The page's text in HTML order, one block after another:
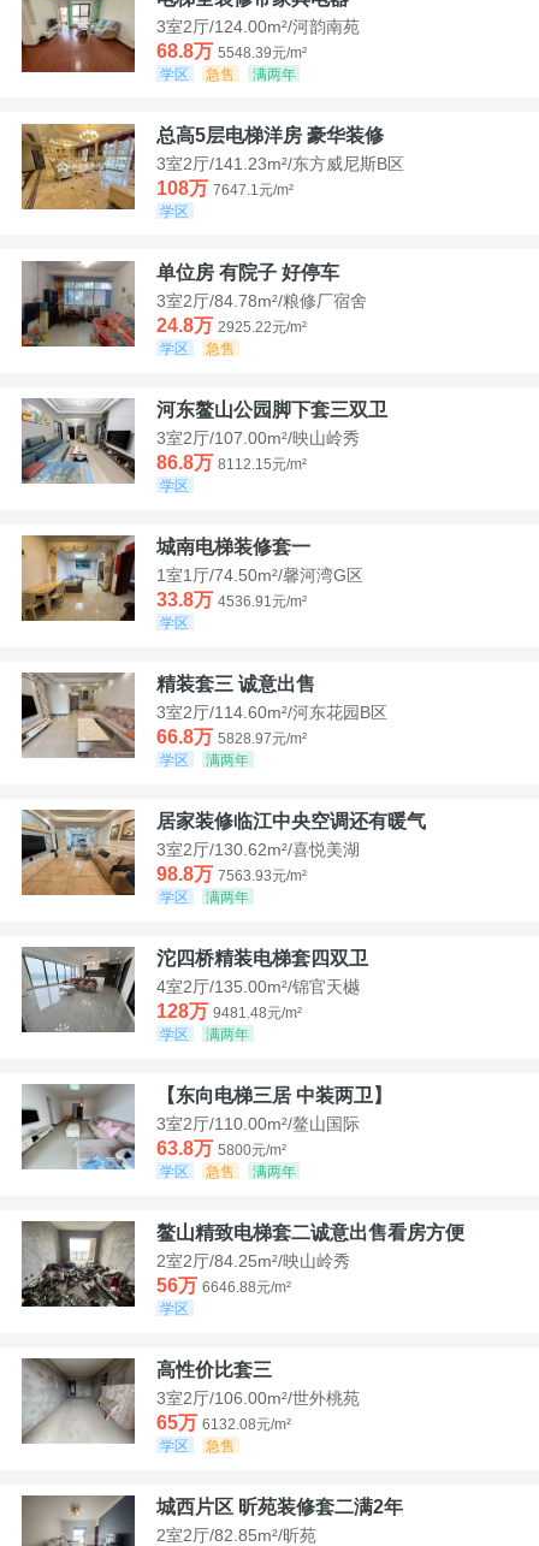
3室2厅/124.00m²/河韵南苑
68.8万 5548.39元/m²
学区
急售 满两年
总高5层电梯洋房 豪华装修
3室2厅/141.23m²/东方威尼斯B区
108万 7647.1元/m²
学区
单位房 有院子 好停车
3室2厅/84.78m²/粮修厂宿舍
24.8万 2925.22元/m²
学区
急售
河东鳌山公园脚下套三双卫
3室2厅/107.00m²/映山岭秀
86.8万 8112.15元/m²
学区
城南电梯装修套一
1室1厅/74.50m²/馨河湾G区
33.8万 4536.91元/m²
学区
精装套三 诚意出售
3室2厅/114.60m²/河东花园B区
66.8万 5828.97元/m²
学区
满两年
居家装修临江中央空调还有暖气
3室2厅/130.62m²/喜悦美湖
98.8万 7563.93元/m²
学区
满两年
沱四桥精装电梯套四双卫
4室2厅/135.00m²/锦官天樾
128万 9481.48元/m²
学区
满两年
【东向电梯三居 中装两卫】
3室2厅/110.00m²/鳌山国际
63.8万 5800元/m²
学区
急售 满两年
鳌山精致电梯套二诚意出售看房方便
2室2厅/84.25m²/映山岭秀
56万 6646.88元/m²
学区
高性价比套三
3室2厅/106.00m²/世外桃苑
65万 6132.08元/m²
学区
急售
城西片区 昕苑装修套二满2年
2室2厅/82.85m²/昕苑